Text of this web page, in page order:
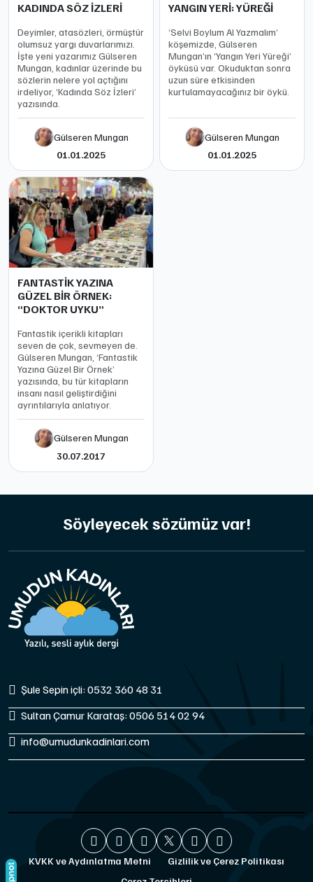
KADINDA SÖZ İZLERİ
Deyimler, atasözleri, örmüştür
olumsuz yargı duvarlarımızı.
İşte yeni yazarımız Gülseren
Mungan, kadınlar üzerinde bu
sözlerin nelere yol açtığını
irdeliyor, ‘Kadında Söz İzleri’
yazısında.
Gülseren Mungan
01.01.2025
YANGIN YERİ: YÜREĞİ
‘Selvi Boylum Al Yazmalım’
köşemizde, Gülseren
Mungan’ın ‘Yangın Yeri Yüreği’
öyküsü var. Okuduktan sonra
uzun süre etkisinden
kurtulamayacağınız bir öykü.
Gülseren Mungan
01.01.2025
FANTASTİK YAZINA
GÜZEL BİR ÖRNEK:
“DOKTOR UYKU”
Fantastik içerikli kitapları
seven de çok, sevmeyen de.
Gülseren Mungan, ‘Fantastik
Yazına Güzel Bir Örnek’
yazısında, bu tür kitapların
insanı nasıl geliştirdiğini
ayrıntılarıyla anlatıyor.
Gülseren Mungan
30.07.2017
Söyleyecek sözümüz var!
Şule Sepin içli: 0532 360 48 31
Sultan Çamur Karataş: 0506 514 02 94
info@umudunkadinlari.com
KVKK ve Aydınlatma Metni
Gizlilik ve Çerez Politikası